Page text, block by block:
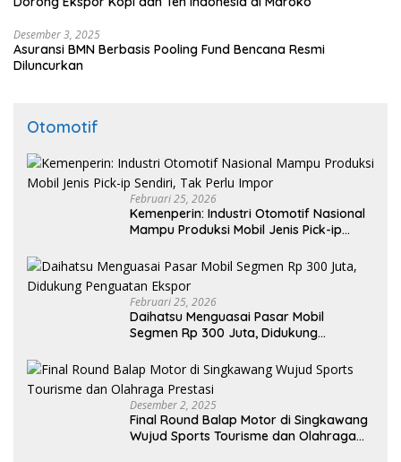
Desember 3, 2025
Asuransi BMN Berbasis Pooling Fund Bencana Resmi
Diluncurkan
Otomotif
Februari 25, 2026
Kemenperin: Industri Otomotif Nasional
Mampu Produksi Mobil Jenis Pick-ip
Februari 25, 2026
Daihatsu Menguasai Pasar Mobil
Segmen Rp 300 Juta, Didukung
Desember 2, 2025
Final Round Balap Motor di Singkawang
Wujud Sports Tourisme dan Olahraga